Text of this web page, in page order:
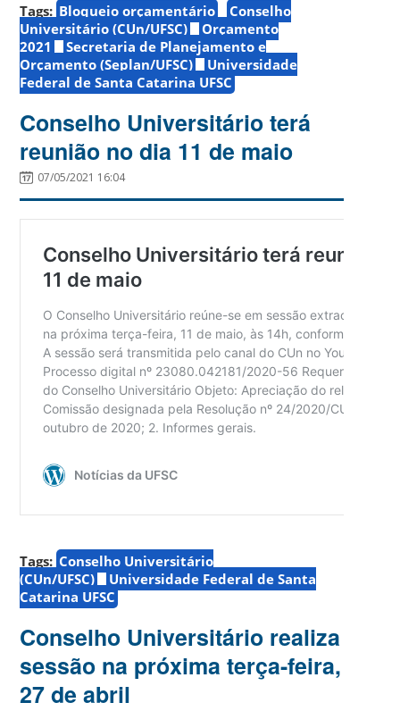
Tags: Bloqueio orçamentário
Conselho
Universitário (CUn/UFSC)
Orçamento
2021
Secretaria de Planejamento e
Orçamento (Seplan/UFSC)
Universidade
Federal de Santa Catarina UFSC
Conselho Universitário terá
reunião no dia 11 de maio
07/05/2021 16:04
Tags: Conselho Universitário
(CUn/UFSC)
Universidade Federal de Santa
Catarina UFSC
Conselho Universitário realiza
sessão na próxima terça-feira,
27 de abril